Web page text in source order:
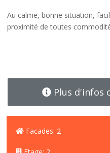
Au calme, bonne situation,
proximité de toutes
Plus d'infos
Facades: 2